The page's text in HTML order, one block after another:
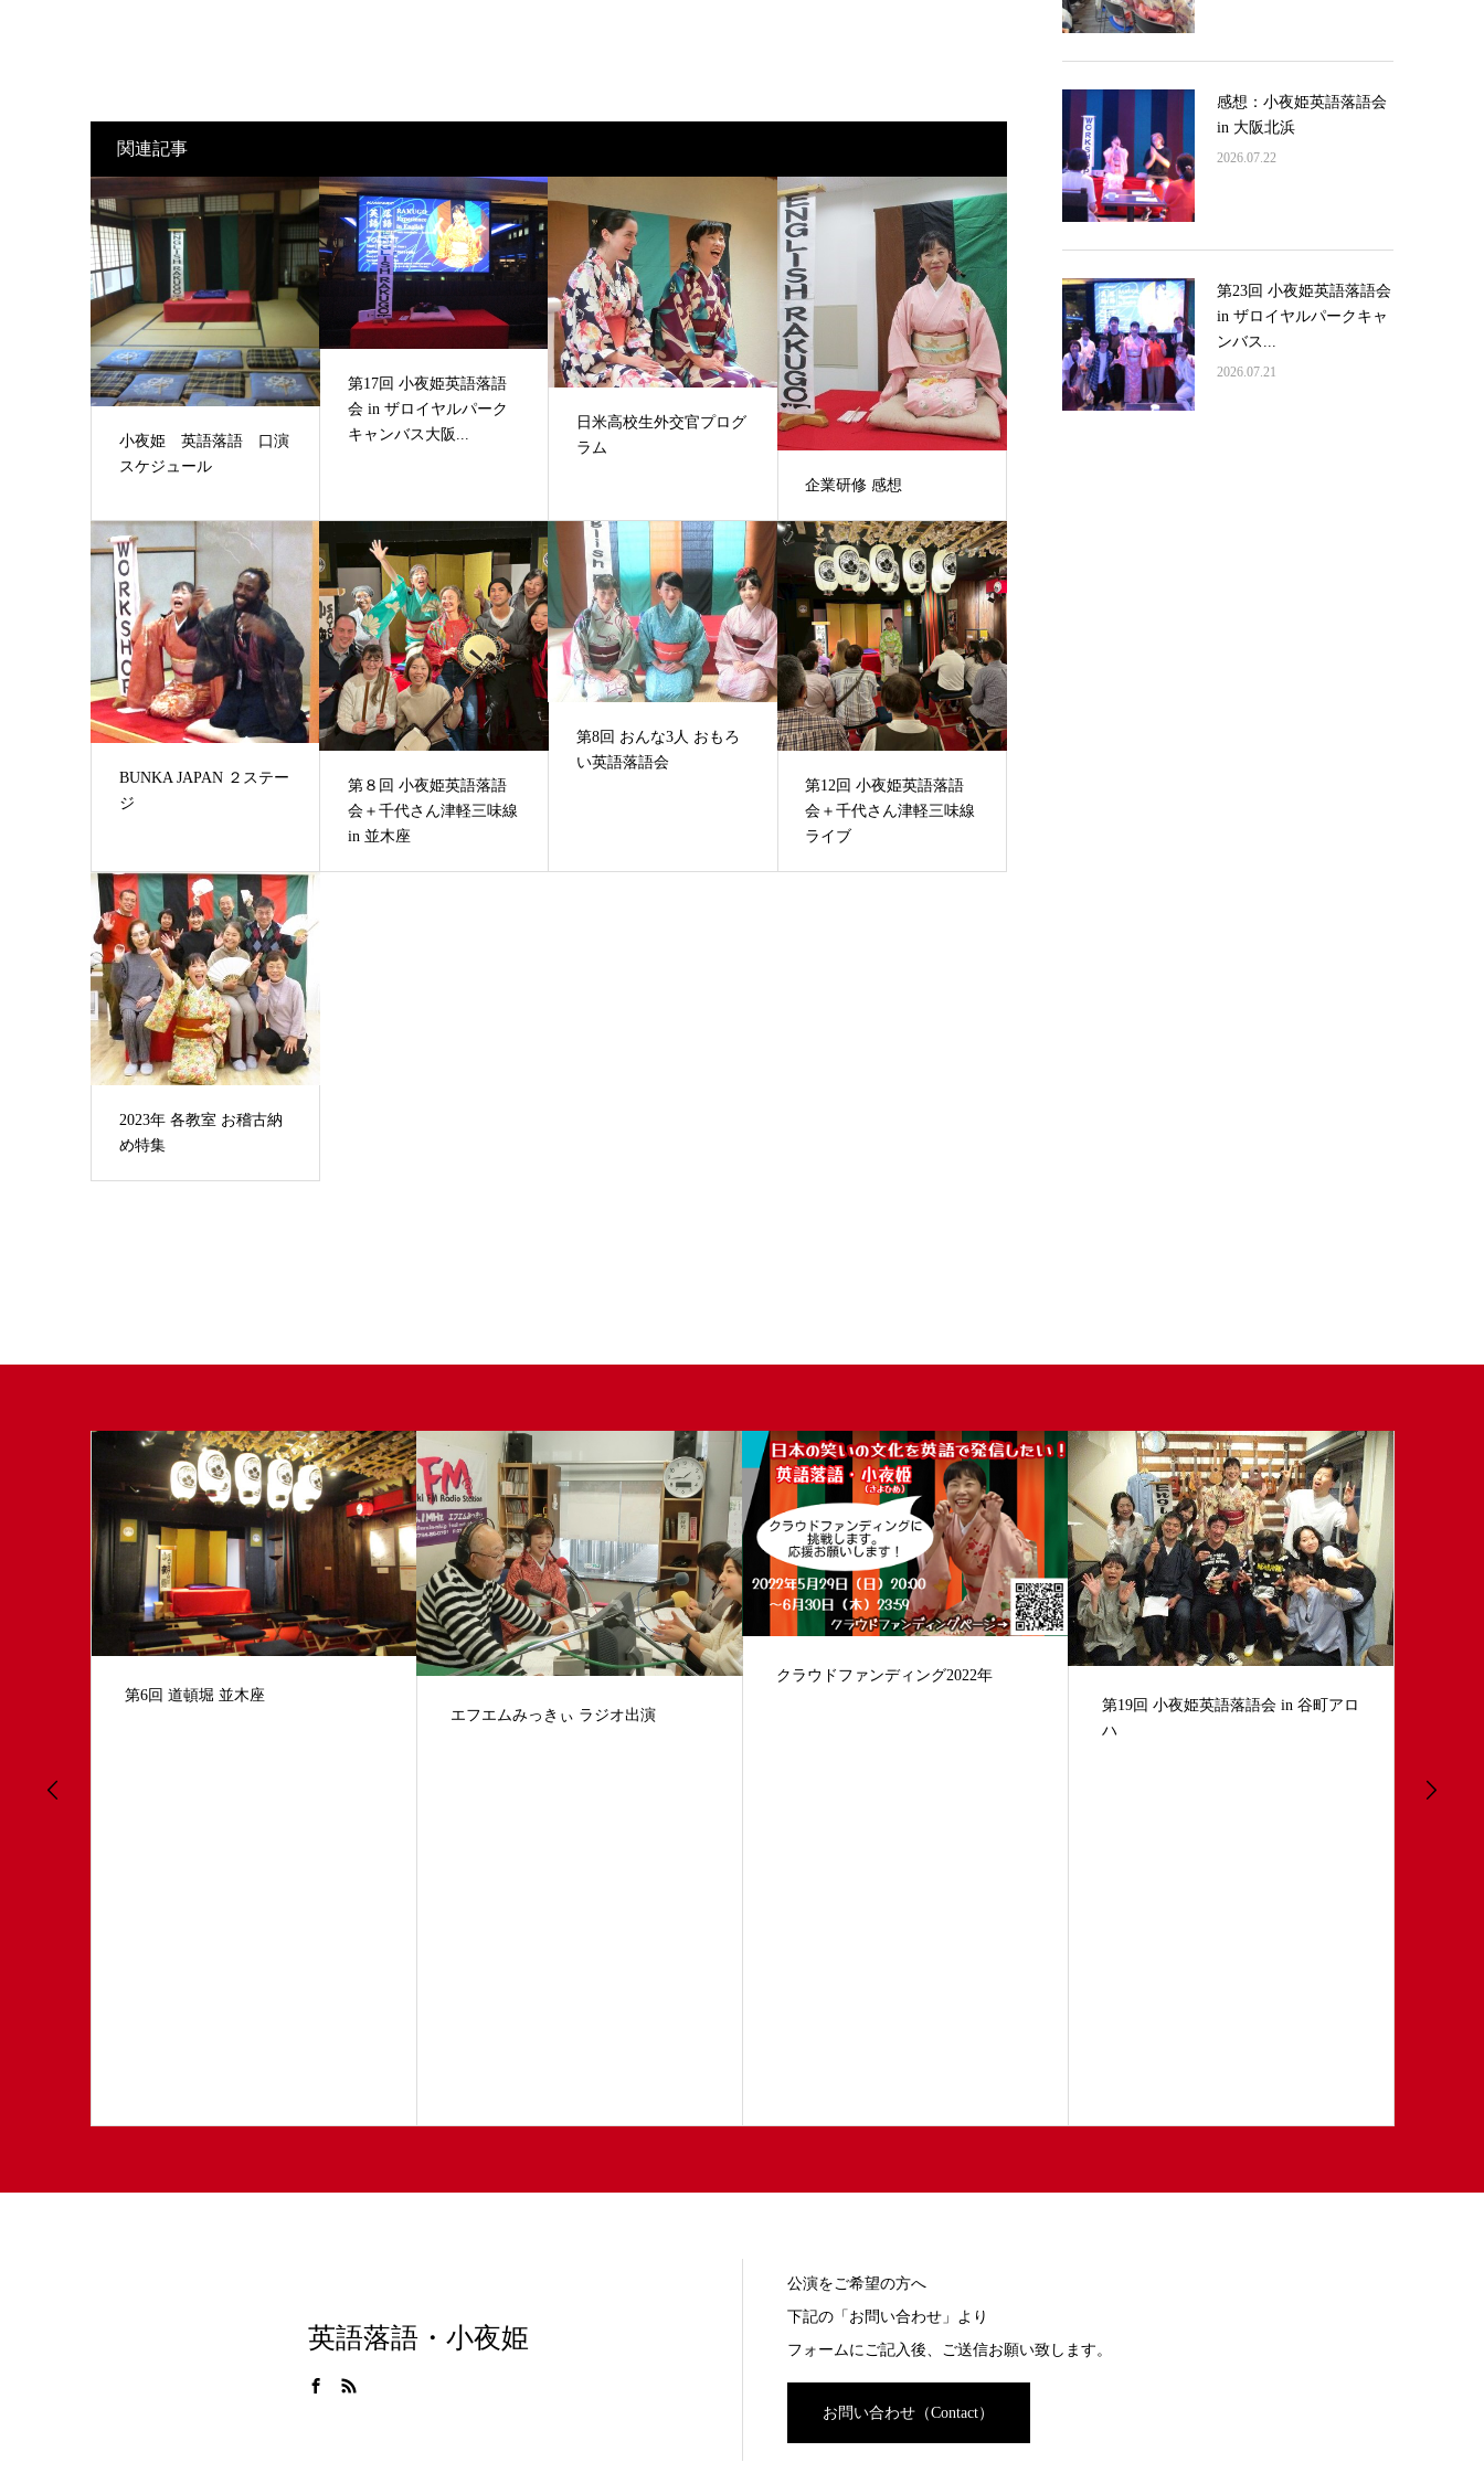
関連記事
小夜姫 英語落語 口演
スケジュール
第17回 小夜姫英語落語
会 in ザロイヤルパーク
キャンバス大阪...
日米高校生外交官プログ
ラム
企業研修 感想
BUNKA JAPAN ２ステー
ジ
第８回 小夜姫英語落語
会＋千代さん津軽三味線
in 並木座
第8回 おんな3人 おもろ
い英語落語会
第12回 小夜姫英語落語
会＋千代さん津軽三味線
ライブ
2023年 各教室 お稽古納
め特集
感想：小夜姫英語落語会
in 大阪北浜
2026.07.22
第23回 小夜姫英語落語会
in ザロイヤルパークキャ
ンバス...
2026.07.21
クラウドファンディング2022年
第４回 Namikiza experience in 道頓堀
英語落語・小夜姫
公演をご希望の方へ
下記の「お問い合わせ」より
フォームにご記入後、ご送信お願い致します。
お問い合わせ（Contact）